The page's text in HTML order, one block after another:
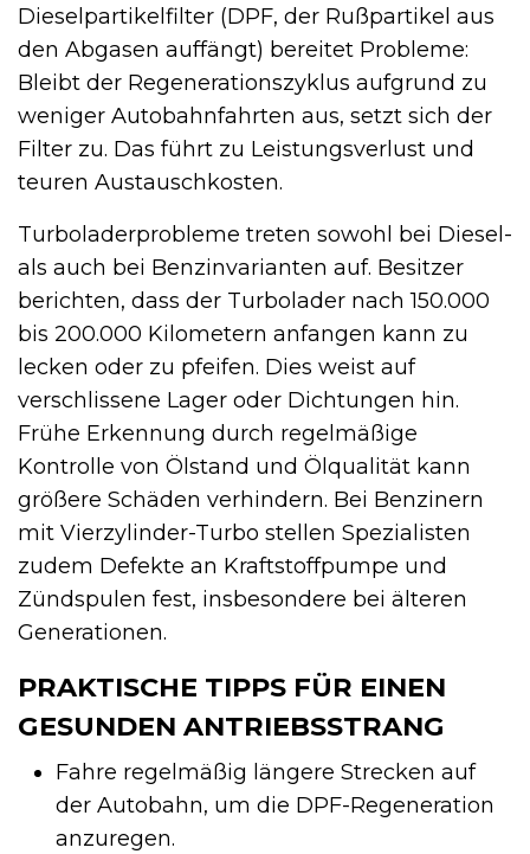
Dieselpartikelfilter (DPF, der Rußpartikel aus
den Abgasen auffängt) bereitet Probleme:
Bleibt der Regenerationszyklus aufgrund zu
weniger Autobahnfahrten aus, setzt sich der
Filter zu. Das führt zu Leistungsverlust und
teuren Austauschkosten.
Turboladerprobleme treten sowohl bei Diesel-
als auch bei Benzinvarianten auf. Besitzer
berichten, dass der Turbolader nach 150.000
bis 200.000 Kilometern anfangen kann zu
lecken oder zu pfeifen. Dies weist auf
verschlissene Lager oder Dichtungen hin.
Frühe Erkennung durch regelmäßige
Kontrolle von Ölstand und Ölqualität kann
größere Schäden verhindern. Bei Benzinern
mit Vierzylinder-Turbo stellen Spezialisten
zudem Defekte an Kraftstoffpumpe und
Zündspulen fest, insbesondere bei älteren
Generationen.
PRAKTISCHE TIPPS FÜR EINEN
GESUNDEN ANTRIEBSSTRANG
Fahre regelmäßig längere Strecken auf
der Autobahn, um die DPF-Regeneration
anzuregen.